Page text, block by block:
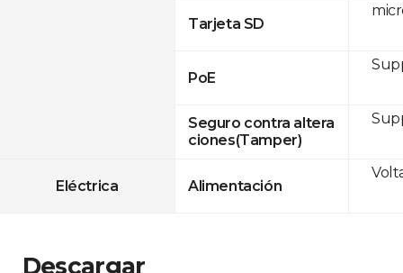
Tarjeta SD
PoE
Seguro contra altera
ciones(Tamper)
Eléctrica Alimentación
Descargar